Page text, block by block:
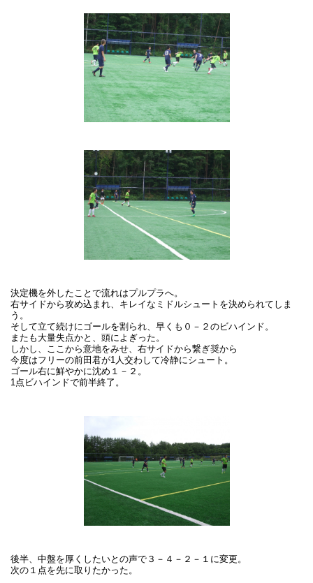
決定機を外したことで流れはプルプラへ。
右サイドから攻め込まれ、キレイなミドルシュートを決められてしま
う。
そして立て続けにゴールを割られ、早くも０－２のビハインド。
またも大量失点かと、頭によぎった。
しかし、ここから意地をみせ、右サイドから繋ぎ奨から
今度はフリーの前田君が1人交わして冷静にシュート。
ゴール右に鮮やかに沈め１－２。
1点ビハインドで前半終了。
後半、中盤を厚くしたいとの声で３－４－２－１に変更。
次の１点を先に取りたかった。